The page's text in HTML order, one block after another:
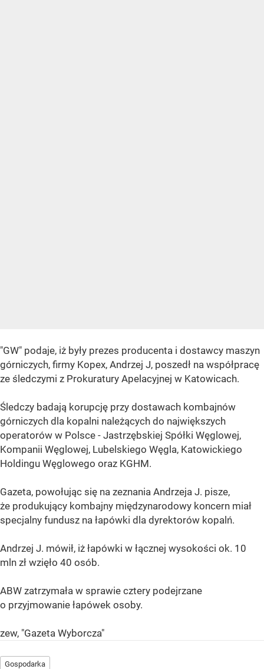
"GW" podaje, iż były prezes producenta i dostawcy maszyn
górniczych, firmy Kopex, Andrzej J, poszedł na współpracę
ze śledczymi z Prokuratury Apelacyjnej w Katowicach.
Śledczy badają korupcję przy dostawach kombajnów
górniczych dla kopalni należących do największych
operatorów w Polsce - Jastrzębskiej Spółki Węglowej,
Kompanii Węglowej, Lubelskiego Węgla, Katowickiego
Holdingu Węglowego oraz KGHM.
Gazeta, powołując się na zeznania Andrzeja J. pisze,
że produkujący kombajny międzynarodowy koncern miał
specjalny fundusz na łapówki dla dyrektorów kopalń.
Andrzej J. mówił, iż łapówki w łącznej wysokości ok. 10
mln zł wzięło 40 osób.
ABW zatrzymała w sprawie cztery podejrzane
o przyjmowanie łapówek osoby.
zew, "Gazeta Wyborcza"
Gospodarka